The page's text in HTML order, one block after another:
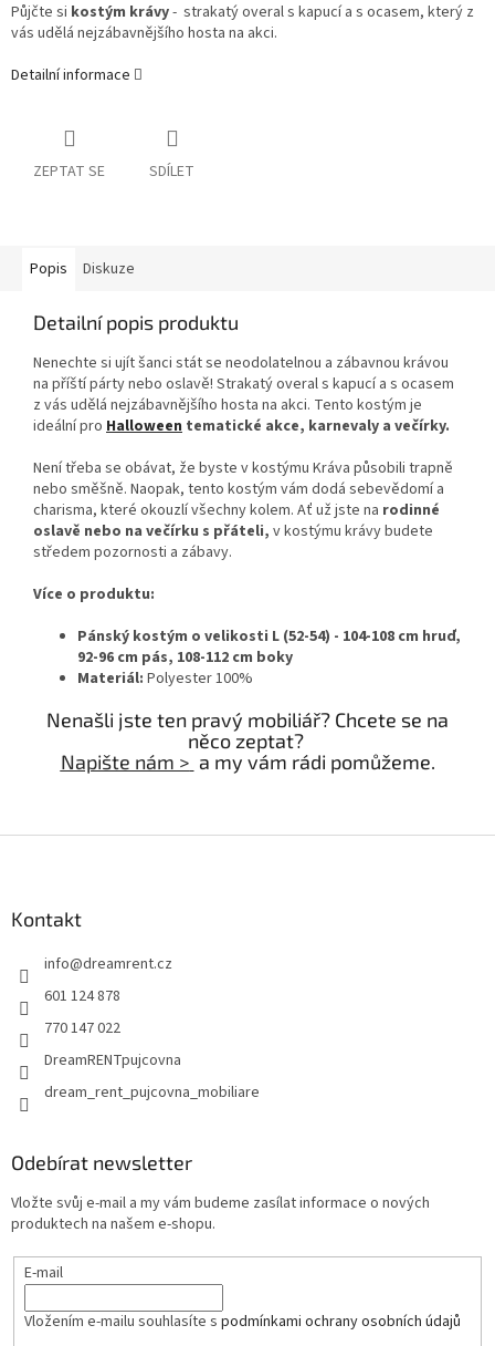
Půjčte si kostým krávy- strakatý overal s kapucí a s ocasem, který z
vás udělá nejzábavnějšího hosta na akci.
Detailní informace
ZEPTAT SE SDÍLET
Popis Diskuze
Detailní popis produktu
Nenechte si ujít šanci stát se neodolatelnou a zábavnou krávou
na příští párty nebo oslavě! Strakatý overal s kapucí a s ocasem
z vás udělá nejzábavnějšího hosta na akci. Tento kostým je
ideální pro Halloween tematické akce, karnevaly a večírky.
Není třeba se obávat, že byste v kostýmu Kráva působili trapně
nebo směšně. Naopak, tento kostým vám dodá sebevědomí a
charisma, které okouzlí všechny kolem. Ať už jste na rodinné
oslavě nebo na večírku s přáteli, v kostýmu krávy budete
středem pozornosti a zábavy.
Více o produktu:
Pánský kostým o velikosti L (52-54) - 104-108 cm hruď,
92-96 cm pás, 108-112 cm boky
Materiál: Polyester 100%
Nenašli jste ten pravý mobiliář? Chcete se na
něco zeptat?
Napište nám > a my vám rádi pomůžeme.
Kontakt
info@dreamrent.cz
601 124 878
770 147 022
DreamRENTpujcovna
dream_rent_pujcovna_mobiliare
Odebírat newsletter
Vložte svůj e-mail a my vám budeme zasílat informace o nových
produktech na našem e-shopu.
E-mail
Vložením e-mailu souhlasíte s podmínkami ochrany osobních údajů